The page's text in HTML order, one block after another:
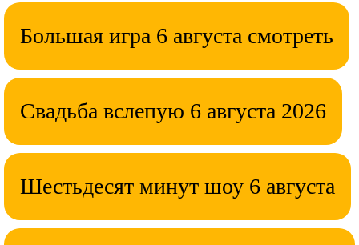
Большая игра 6 августа смотреть
Свадьба вслепую 6 августа 2026
Шестьдесят минут шоу 6 августа